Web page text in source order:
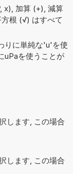
x), 加算 (+), 減算
根 (√) はすべて
りに単純な'u'を使
uPaを使うことが
します, この場合
します, この場合